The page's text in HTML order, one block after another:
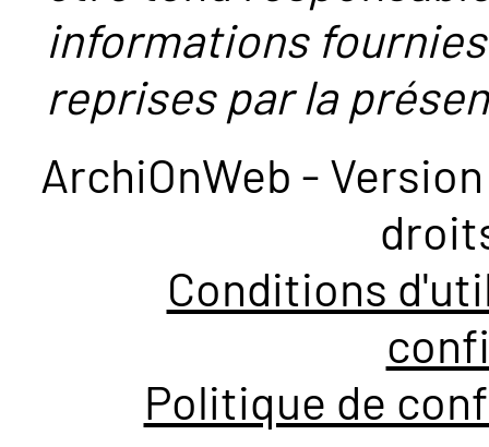
informations
reprises par la
ArchiOnWeb -
Conditions
Politique de